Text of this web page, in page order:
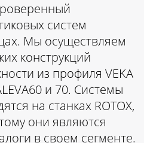
систем
Мы осуществляем
конструкций
из профиля VEKA
и 70. Системы
на станках ROTOX,
они являются
в своем сегменте.